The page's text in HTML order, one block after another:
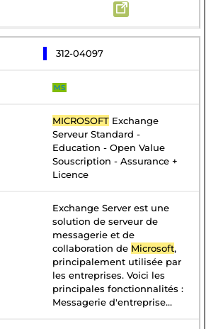
312-04097
MS
MICROSOFT Exchange
Serveur Standard -
Education - Open Value
Souscription - Assurance +
Licence
Exchange Server est une
solution de serveur de
messagerie et de
collaboration de Microsoft,
principalement utilisée par
les entreprises. Voici les
principales fonctionnalités :
Messagerie d'entreprise...